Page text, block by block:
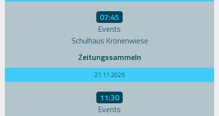
07:45
Events
Schulhaus Kronenwiese
Zeitungssammeln
21.11.2026
11:30
Events